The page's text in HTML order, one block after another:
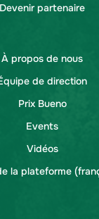
Devenir partenaire
À propos de nous
de direction
Prix Bueno
Events
Vidéos
la plateforme